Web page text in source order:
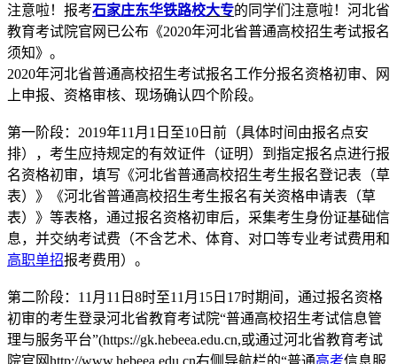
注意啦！报考石家庄东华铁路校大专的同学们注意啦！河北省
教育考试院官网已公布《2020年河北省普通高校招生考试报名
须知》。
2020年河北省普通高校招生考试报名工作分报名资格初审、网
上申报、资格审核、现场确认四个阶段。
第一阶段：2019年11月1日至10日前（具体时间由报名点安
排），考生应持规定的有效证件（证明）到指定报名点进行报
名资格初审，填写《河北省普通高校招生考生报名登记表（草
表）》《河北省普通高校招生考生报名有关资格申请表（草
表）》等表格，通过报名资格初审后，采集考生身份证基础信
息，并交纳考试费（不含艺术、体育、对口等专业考试费用和
高职单招报考费用）。
第二阶段：11月11日8时至11月15日17时期间，通过报名资格
初审的考生登录河北省教育考试院“普通高校招生考试信息管
理与服务平台”(https://gk.hebeea.edu.cn,或通过河北省教育考试
院官网http://www.hebeea.edu.cn右侧导航栏的“普通高考信息服